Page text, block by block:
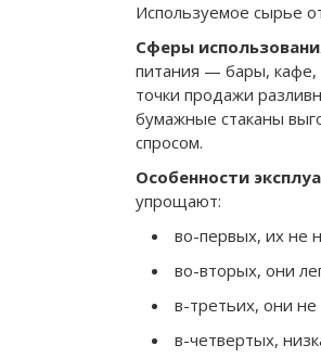
Используемое сырье
Сферы
питания — бары, кафе,
точки продажи
бумажные стаканы
спросом.
Особенности
упрощают:
во-первых, их не
во-вторых, они
в-третьих, они
в-четвертых,